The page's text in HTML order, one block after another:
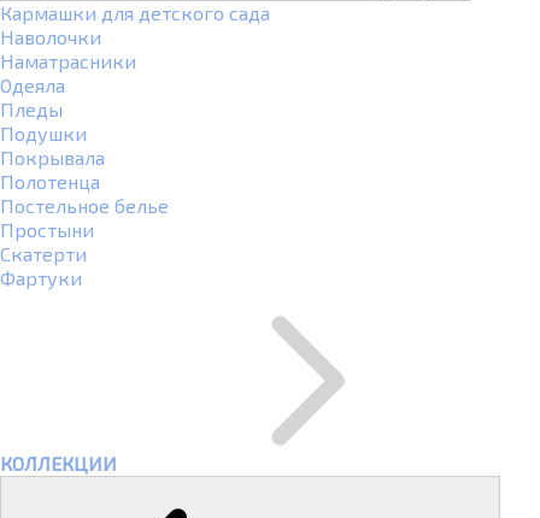
Кармашки для детского сада
Наволочки
Наматрасники
Одеяла
Пледы
Подушки
Покрывала
Полотенца
Постельное белье
Простыни
Скатерти
Фартуки
КОЛЛЕКЦИИ